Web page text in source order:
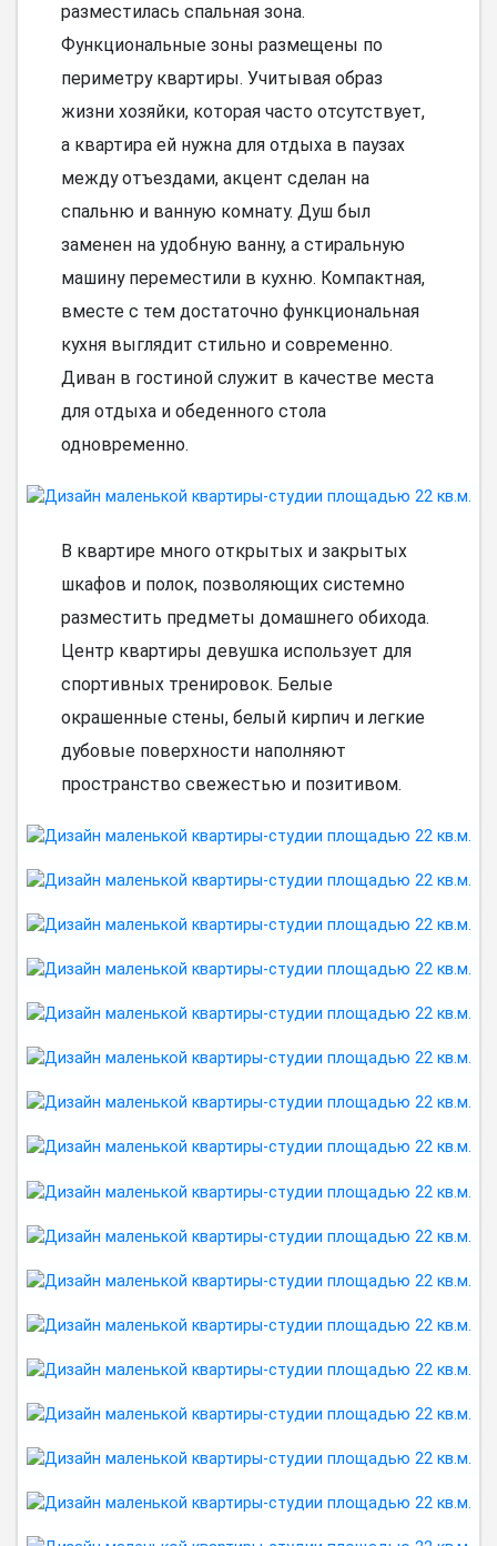
разместилась спальная зона.
Функциональные зоны размещены по
периметру квартиры. Учитывая образ
жизни хозяйки, которая часто отсутствует,
а квартира ей нужна для отдыха в паузах
между отъездами, акцент сделан на
спальню и ванную комнату. Душ был
заменен на удобную ванну, а стиральную
машину переместили в кухню. Компактная,
вместе с тем достаточно функциональная
кухня выглядит стильно и современно.
Диван в гостиной служит в качестве места
для отдыха и обеденного стола
одновременно.
В квартире много открытых и закрытых
шкафов и полок, позволяющих системно
разместить предметы домашнего обихода.
Центр квартиры девушка использует для
спортивных тренировок. Белые
окрашенные стены, белый кирпич и легкие
дубовые поверхности наполняют
пространство свежестью и позитивом.